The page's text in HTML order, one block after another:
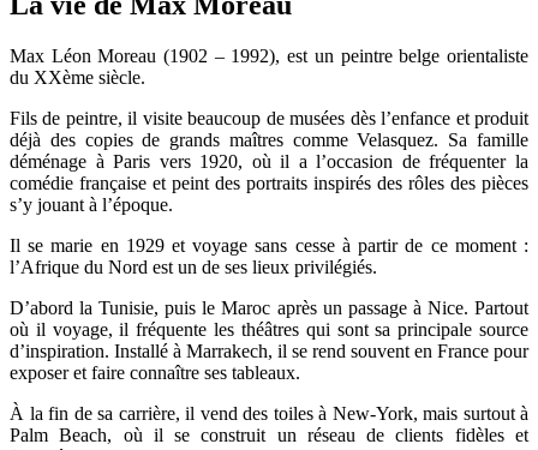
Max Léon Moreau (1902 – 1992), est un peintre belge orientaliste
du XXème siècle.
Fils de peintre, il visite beaucoup de musées dès l’enfance et produit
déjà des copies de grands maîtres comme Velasquez. Sa famille
déménage à Paris vers 1920, où il a l’occasion de fréquenter la
comédie française et peint des portraits inspirés des rôles des pièces
s’y jouant à l’époque.
Il se marie en 1929 et voyage sans cesse à partir de ce moment :
l’Afrique du Nord est un de ses lieux privilégiés.
D’abord la Tunisie, puis le Maroc après un passage à Nice. Partout
où il voyage, il fréquente les théâtres qui sont sa principale source
d’inspiration. Installé à Marrakech, il se rend souvent en France pour
exposer et faire connaître ses tableaux.
À la fin de sa carrière, il vend des toiles à New-York, mais surtout à
Palm Beach, où il se construit un réseau de clients fidèles et